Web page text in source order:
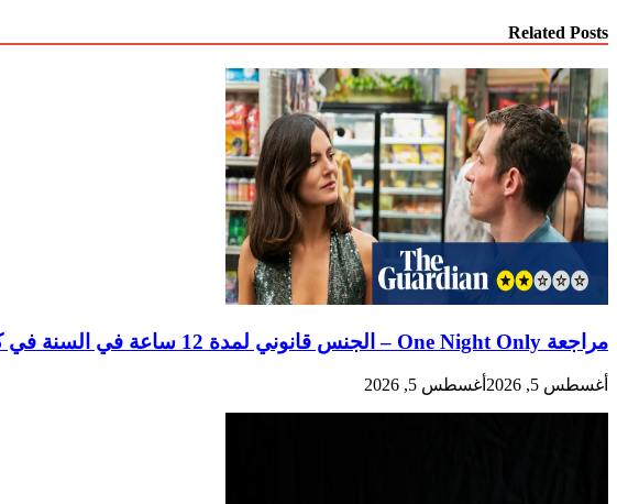
Related Posts
مراجعة One Night Only – الجنس قانوني لمدة 12 ساعة في السنة في كوميديا رومانسية غريبة
أغسطس 5, 2026 أغسطس 5, 2026